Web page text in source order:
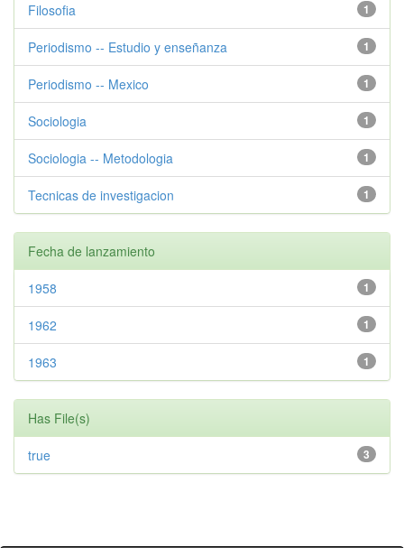
1
Filosofia
1
Periodismo -- Estudio y enseñanza
1
Periodismo -- Mexico
1
Sociologia
1
Sociologia -- Metodologia
1
Tecnicas de investigacion
Fecha de lanzamiento
1
1958
1
1962
1
1963
Has File(s)
3
true